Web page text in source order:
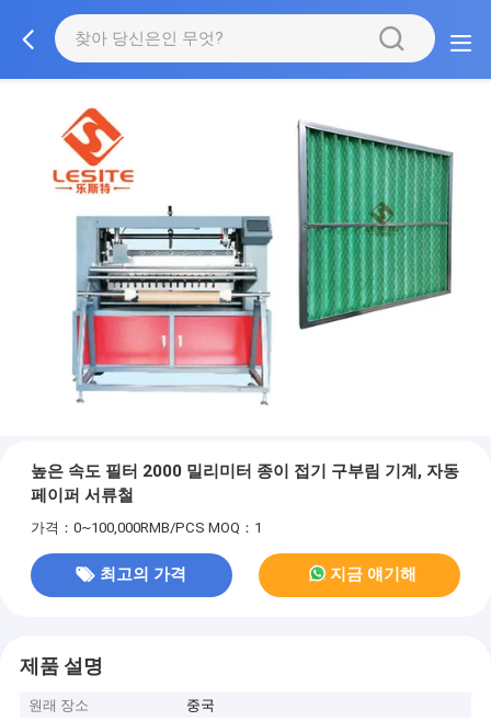
높은 속도 필터 2000 밀리미터 종이 접기 구부림 기계, 자동
페이퍼 서류철
가격：0~100,000RMB/PCS MOQ：1
최고의 가격 지금 얘기해
제품 설명
원래 장소
중국